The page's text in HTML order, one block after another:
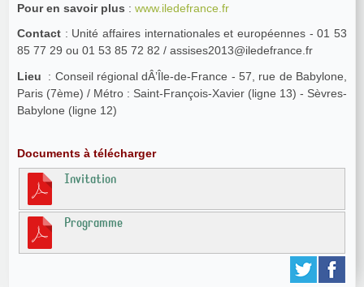
Pour en savoir plus : www.iledefrance.fr
Contact : Unité affaires internationales et européennes - 01 53
85 77 29 ou 01 53 85 72 82 / assises2013@iledefrance.fr
Lieu
: Conseil régional dÂ’Île-de-France - 57, rue de Babylone,
Paris (7ème) / Métro : Saint-François-Xavier (ligne 13) - Sèvres-
Babylone (ligne 12)
Documents à télécharger
Invitation
Programme